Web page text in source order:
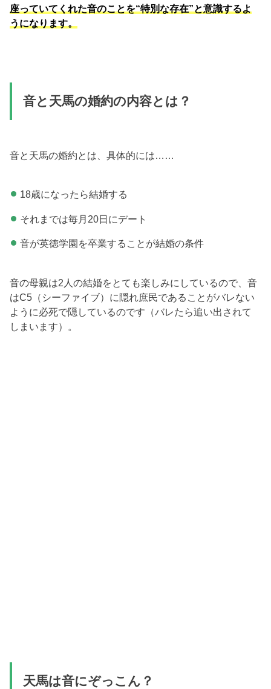
座っていてくれた音のことを“特別な存在”と意識するよ
うになります。
音と天馬の婚約の内容とは？
音と天馬の婚約とは、具体的には……
18歳になったら結婚する
それまでは毎月20日にデート
音が英徳学園を卒業することが結婚の条件
音の母親は2人の結婚をとても楽しみにしているので、音
はC5（シーファイブ）に隠れ庶民であることがバレない
ように必死で隠しているのです（バレたら追い出されて
しまいます）。
天馬は音にぞっこん？